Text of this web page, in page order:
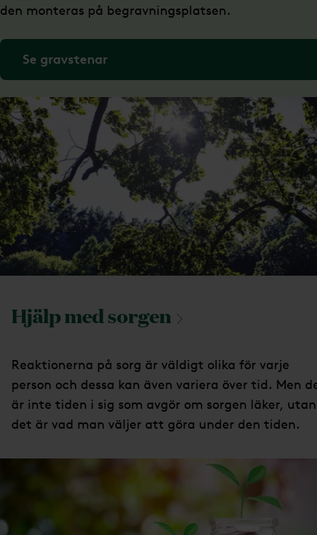
den monteras på begravningsplatsen.
Se gravstenar
Hjälp medsorgen
Reaktionerna på sorg är väldigt olika för varje
person och dessa kan även variera över tid. Men
är inte tiden i sig som avgör om sorgen läker, utan
det är vad man väljer att göra under den tiden.